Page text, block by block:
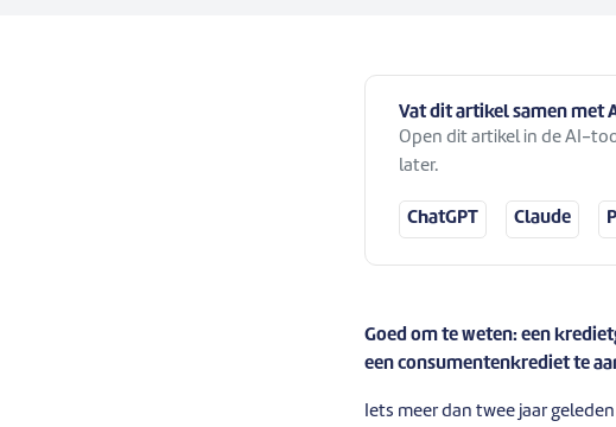
Vat dit artikel samen met
Open dit artikel in de AI-
later.
ChatGPT Claude
Goed om te weten: een
een consumentenkrediet te
Iets meer dan twee jaar